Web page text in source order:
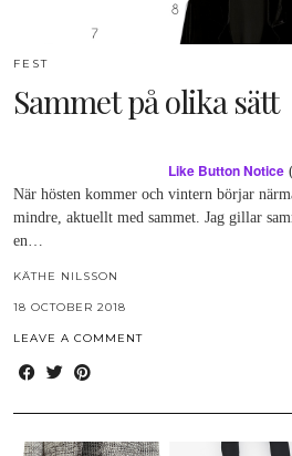
FEST
Sammet på olika sätt
Like Button Notice
När hösten kommer och vintern börjar
mindre, aktuellt med sammet. Jag gillar
en…
KÄTHE NILSSON
18 OCTOBER 2018
LEAVE A COMMENT